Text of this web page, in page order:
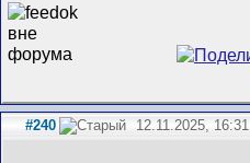
#240 12.11.2025, 16:31